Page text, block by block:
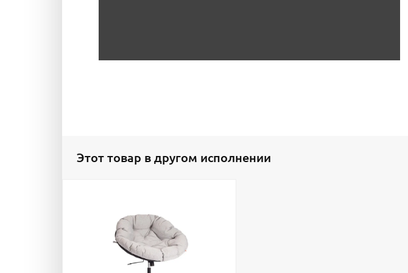
Этот товар в другом исполнении